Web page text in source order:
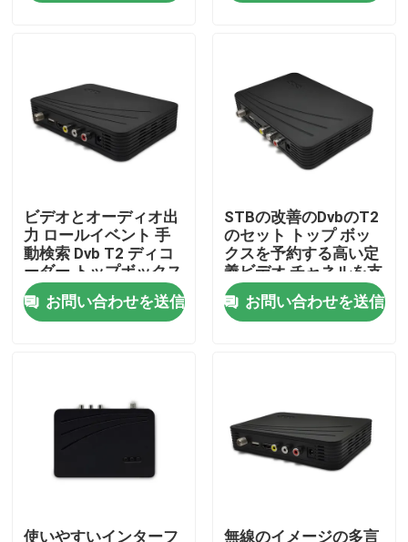
VRショー
会社案内
品質管理
見積依頼
テレビの上箱
DVBCはセット トップ ボックスを
ビデオとオーディオ出
力 ロールイベント 手
動検索 Dvb T2 ディコ
ーダー トップボックス
お問い合わせを送信
STBの改善のDvbのT2
のセット トップ ボッ
クスを予約する高い定
義ビデオ チャネルを支
える
お問い合わせを送信
使いやすいインターフ 無線のイメージの多言